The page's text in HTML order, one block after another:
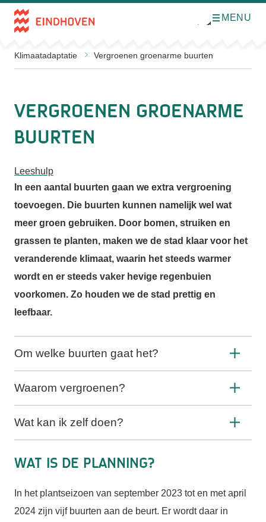
Direct naar de inhoud
O
MENU
Klimaatadaptatie Vergroenen groenarme buurten
Vergroenen groenarme
buurten
Leeshulp
In een aantal buurten gaan we extra vergroening
toevoegen. Die buurten kunnen namelijk wel wat
meer groen gebruiken. Door bomen, struiken en
grassen te planten, maken we de stad klaar voor het
veranderende klimaat, waarin het steeds warmer
wordt en er steeds vaker hevige regenbuien
voorkomen. Zo houden we de stad prettig en
leefbaar.
Om welke buurten gaat het?
Waarom vergroenen?
Wat kan ik zelf doen?
Wat is de planning?
In het plantseizoen van september 2023 tot en met april
2024 zijn vijf buurten aan de beurt. Er wordt daar in